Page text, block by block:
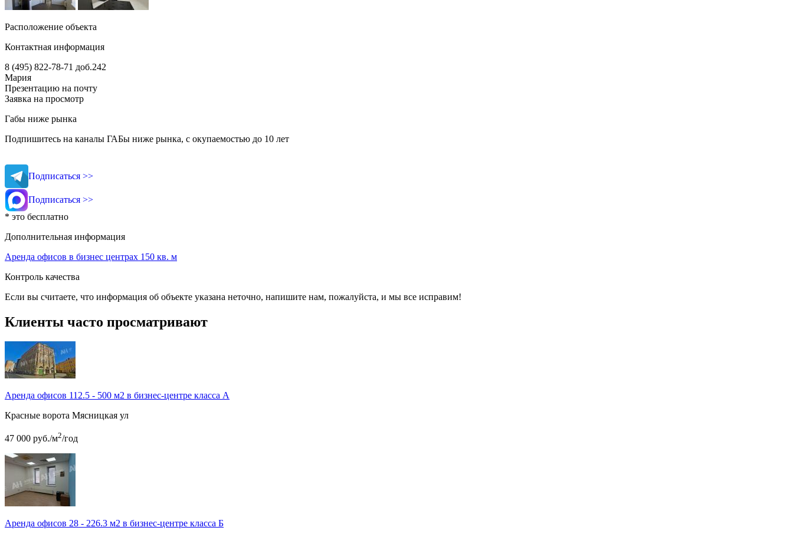
Расположение объекта
Контактная информация
8 (495) 822-78-71 доб.242
Мария
Презентацию на почту
Заявка на просмотр
Габы ниже рынка
Подпишитесь на каналы ГАБы ниже рынка, с окупаемостью до 10 лет
Подписаться >>
Подписаться >>
* это бесплатно
Дополнительная информация
Аренда офисов в бизнес центрах 150 кв. м
Контроль качества
Если вы считаете, что информация об объекте указана неточно, напишите нам, пожалуйста, и мы все исправим!
Клиенты часто просматривают
Аренда офисов 112.5 - 500 м2 в бизнес-центре класса А
Красные ворота Мясницкая ул
47 000 руб./м2/год
Аренда офисов 28 - 226.3 м2 в бизнес-центре класса Б